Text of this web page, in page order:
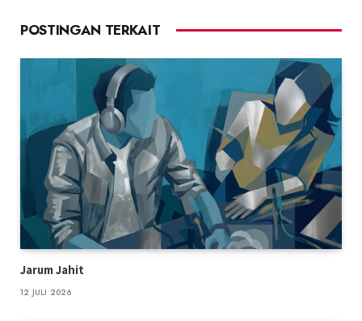
POSTINGAN TERKAIT
Jarum Jahit
12 JULI 2026